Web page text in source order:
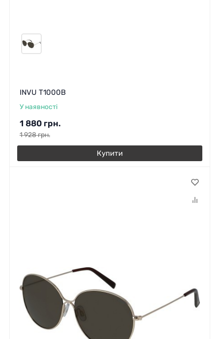
INVU T1000B
У наявності
1 880 грн.
1 928грн.
Купити